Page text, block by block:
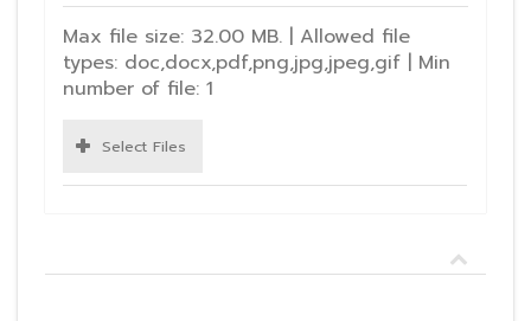
Max file size: 32.00 MB. | Allowed file
types: doc,docx,pdf,png,jpg,jpeg,gif | Min
number of file: 1
Select Files